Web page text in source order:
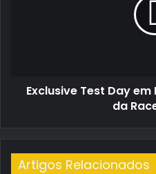
ReadyExclusive Test Day
da
Artigos Relacionados